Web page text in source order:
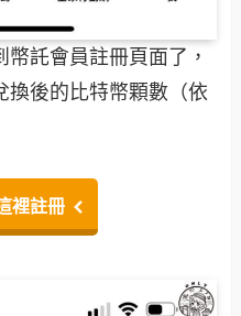
託會員註冊頁面了，
換後的比特幣顆數（依
裡註冊